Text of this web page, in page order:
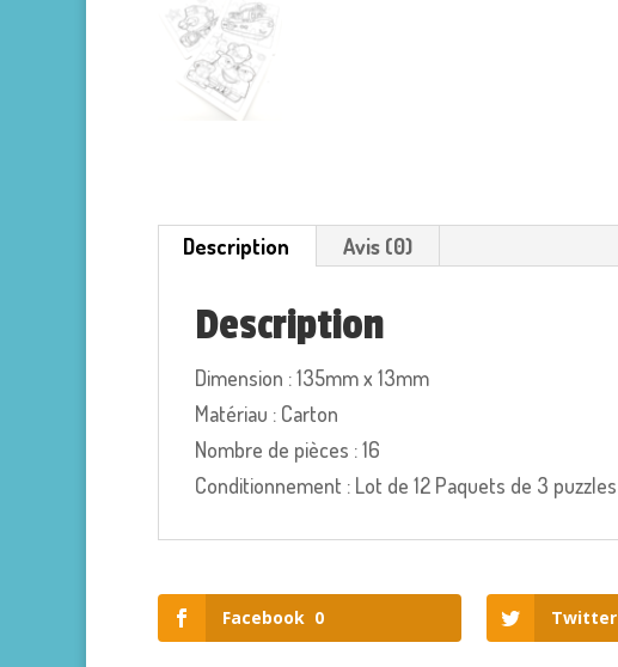
Description Avis (0)
Description
Dimension : 135mm x 13mm
Matériau : Carton
Nombre de pièces : 16
Conditionnement : Lot de 12 Paquets de 3 puzzles
Facebook 0 Twitter